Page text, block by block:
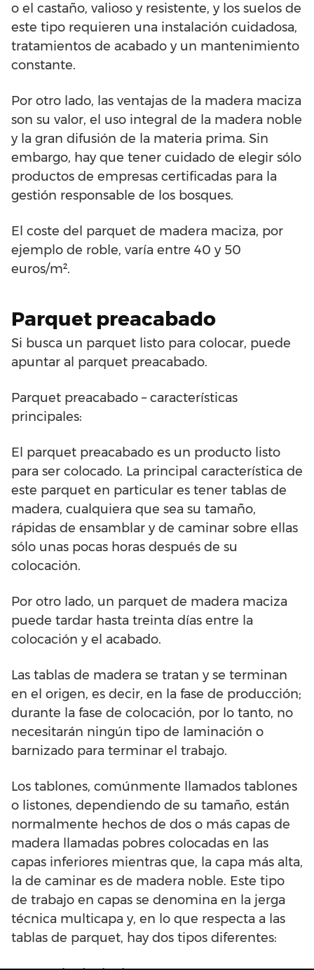
o el castaño, valioso y resistente, y los suelos de
este tipo requieren una instalación cuidadosa,
tratamientos de acabado y un mantenimiento
constante.
Por otro lado, las ventajas de la madera maciza
son su valor, el uso integral de la madera noble
y la gran difusión de la materia prima. Sin
embargo, hay que tener cuidado de elegir sólo
productos de empresas certificadas para la
gestión responsable de los bosques.
El coste del parquet de madera maciza, por
ejemplo de roble, varía entre 40 y 50
euros/m².
Parquet preacabado
Si busca un parquet listo para colocar, puede
apuntar al parquet preacabado.
Parquet preacabado – características
principales:
El parquet preacabado es un producto listo
para ser colocado. La principal característica de
este parquet en particular es tener tablas de
madera, cualquiera que sea su tamaño,
rápidas de ensamblar y de caminar sobre ellas
sólo unas pocas horas después de su
colocación.
Por otro lado, un parquet de madera maciza
puede tardar hasta treinta días entre la
colocación y el acabado.
Las tablas de madera se tratan y se terminan
en el origen, es decir, en la fase de producción;
durante la fase de colocación, por lo tanto, no
necesitarán ningún tipo de laminación o
barnizado para terminar el trabajo.
Los tablones, comúnmente llamados tablones
o listones, dependiendo de su tamaño, están
normalmente hechos de dos o más capas de
madera llamadas pobres colocadas en las
capas inferiores mientras que, la capa más alta,
la de caminar es de madera noble. Este tipo
de trabajo en capas se denomina en la jerga
técnica multicapa y, en lo que respecta a las
tablas de parquet, hay dos tipos diferentes: